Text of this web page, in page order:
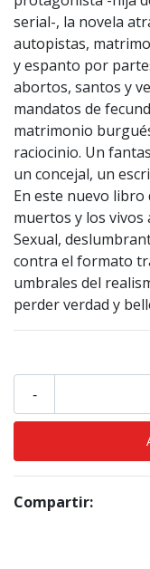
serial-, la novela
autopistas,
y espanto por
abortos, santos y
mandatos de
matrimonio
raciocinio. Un
un concejal, un
En este nuevo libro
muertos y los vivos
Sexual,
contra el formato
umbrales del
perder verdad y
-
Compartir: